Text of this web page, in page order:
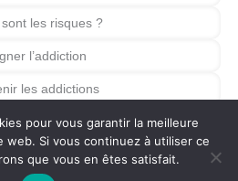
les risques ?
l’addiction
les addictions
pour vous garantir la meilleure
Si vous continuez à utiliser ce
que vous en êtes satisfait.